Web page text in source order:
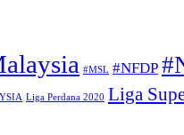
#MSL #NFDP
Liga Perdana 2020 Liga